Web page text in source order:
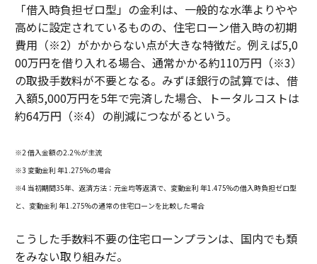
「借入時負担ゼロ型」の金利は、一般的な水準よりやや
高めに設定されているものの、住宅ローン借入時の初期
費用（※2）がかからない点が大きな特徴だ。例えば5,0
00万円を借り入れる場合、通常かかる約110万円（※3）
の取扱手数料が不要となる。みずほ銀行の試算では、借
入額5,000万円を5年で完済した場合、トータルコストは
約64万円（※4）の削減につながるという。
※2 借入金額の2.2％が主流
※3 変動金利 年1.275%の場合
※4 当初期間35年、返済方法：元金均等返済で、変動金利 年1.475%の借入時負担ゼロ型
と、変動金利 年1.275%の通常の住宅ローンを比較した場合
こうした手数料不要の住宅ローンプランは、国内でも類
をみない取り組みだ。